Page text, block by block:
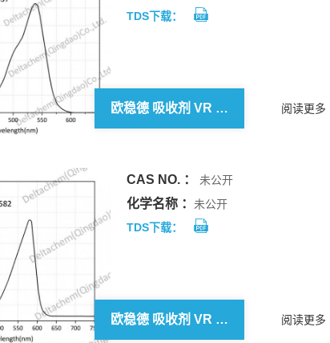
TDS下载：
欧稳德 吸收剂 VR 537 阅读更多
CAS NO. ： 未公开
化学名称 ：
未公开
TDS下载：
欧稳德 吸收剂 VR 582 阅读更多